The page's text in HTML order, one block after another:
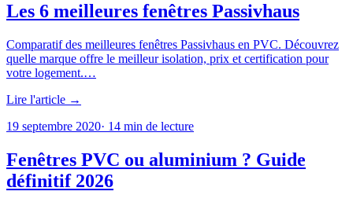
Les 6 meilleures fenêtres Passivhaus
Comparatif des meilleures fenêtres Passivhaus en PVC. Découvrez
quelle marque offre le meilleur isolation, prix et certification pour
votre logement.…
Lire l'article →
19 septembre 2020· 14 min de lecture
Fenêtres PVC ou aluminium ? Guide
définitif 2026